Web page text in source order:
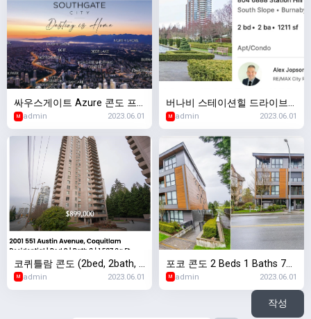
싸우스게이트 Azure 콘도 프
리세일
M admin 2023.06.01
버나비 스테이션힐 드라이브
(2bed/2bath/1211sf)
M admin 2023.06.01
코퀴틀람 콘도 (2bed, 2bath, 1
527sq)
M admin 2023.06.01
포코 콘도 2 Beds 1 Baths 792
sq2
M admin 2023.06.01
작성